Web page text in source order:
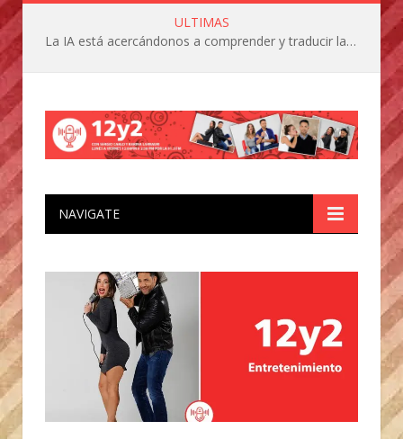
ULTIMAS
La IA está acercándonos a comprender y traducir las vocalizaciones y comportamientos de nuestras mascotas
NAVIGATE